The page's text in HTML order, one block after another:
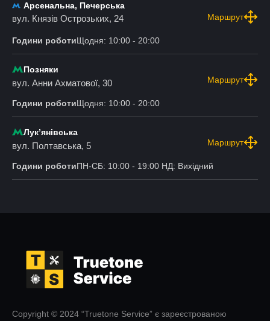
Арсенальна, Печерська
вул. Князів Острозьких, 24 Маршрут
Години роботиЩодня: 10:00 - 20:00
Позняки
вул. Анни Ахматової, 30 Маршрут
Години роботиЩодня: 10:00 - 20:00
Лукʼянівська
вул. Полтавська, 5 Маршрут
Години роботиПН-СБ: 10:00 - 19:00 НД: Вихідний
Copyright © 2024 “Truetone Service” є зареєстрованою